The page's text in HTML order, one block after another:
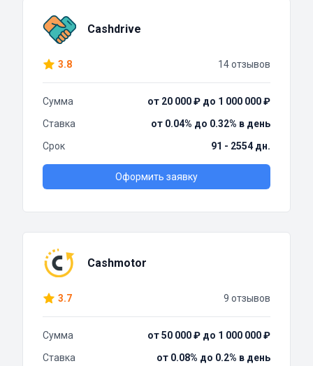
Cashdrive
3.8 14 отзывов
Сумма
от 20 000 ₽ до 1 000 000 ₽
Ставка
от 0.04% до 0.32% в день
Срок
91 - 2554 дн.
Оформить заявку
Cashmotor
3.7 9 отзывов
Сумма
от 50 000 ₽ до 1 000 000 ₽
Ставка
от 0.08% до 0.2% в день